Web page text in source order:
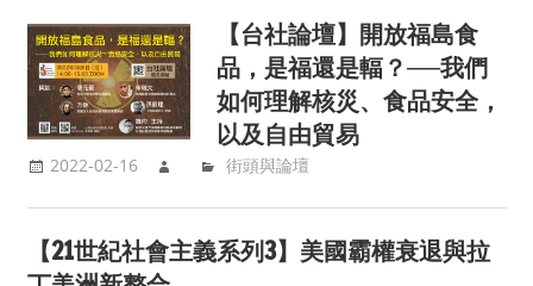
【台社論壇】開放福島食
品，是福還是輻？──我們
如何理解核災、食品安全，
以及自由貿易
2022-02-16 街頭與論壇
【21世紀社會主義系列3】美國霸權衰退與拉